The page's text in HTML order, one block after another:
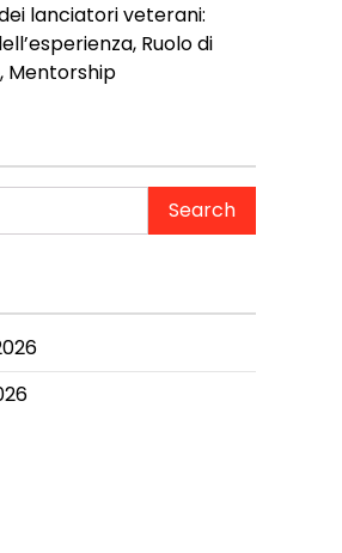
lanciatori veterani:
Ruolo di
Mentorship